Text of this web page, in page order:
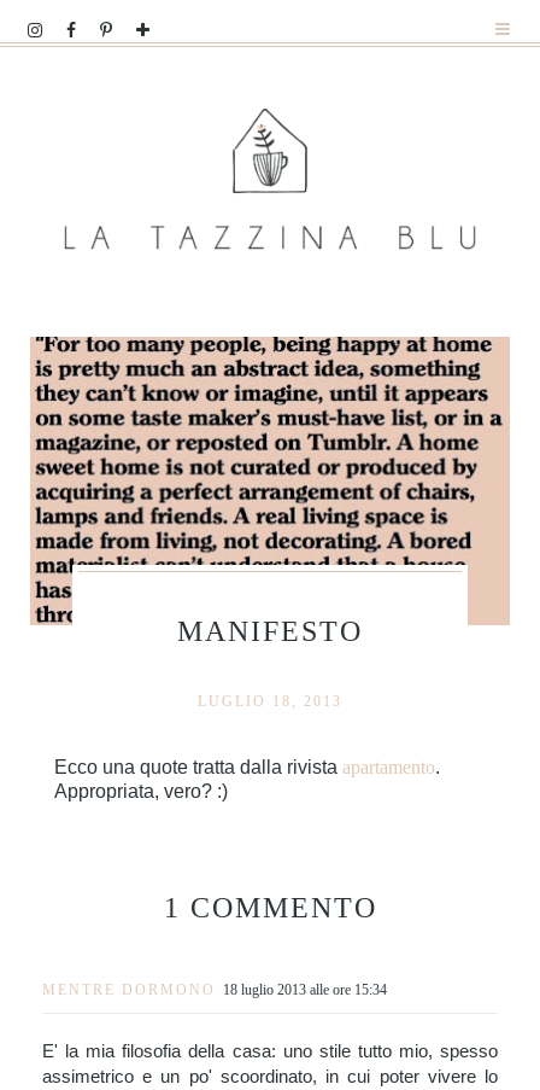
MANIFESTO
LUGLIO 18, 2013
Ecco una quote tratta dalla rivista apartamento.
Appropriata, vero? :)
1 COMMENTO
MENTRE DORMONO 18 luglio 2013 alle ore 15:34
E' la mia filosofia della casa: uno stile tutto mio, spesso
assimetrico e un po' scoordinato, in cui poter vivere lo